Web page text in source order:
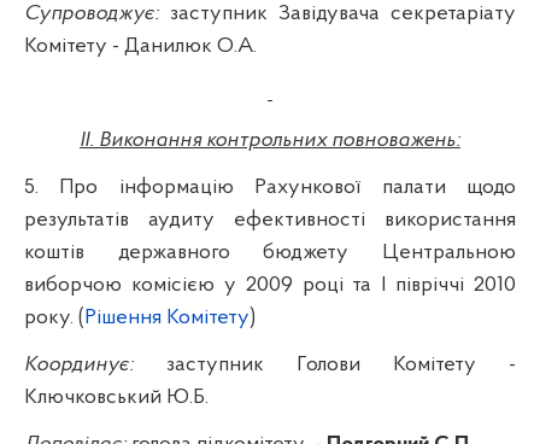
Супроводжує: заступник Завідувача секретаріату
Комітету - Данилюк О.А.
II. Виконання контрольних повноважень:
5. Про інформацію Рахункової палати щодо
результатів аудиту ефективності використання
коштів державного бюджету Центральною
виборчою комісією у 2009 році та
півріччі 2010
року. ( Рішення Комітету)
Координує: заступник Голови Комітету -
Ключковський Ю.Б.